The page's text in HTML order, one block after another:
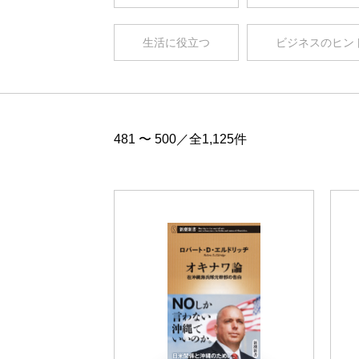
生活に役立つ ビジネスのヒン
481 〜 500／全1,125件